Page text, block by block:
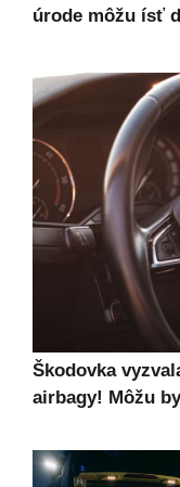
úrode môžu ísť
Škodovka
airbagy! Môžu